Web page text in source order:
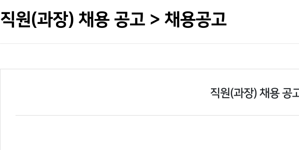
직원(과장) 채용 공고 > 채용공고
직원(과장) 채용 공